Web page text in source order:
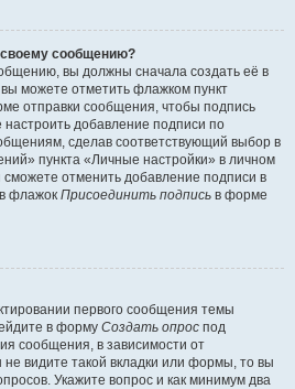
своему сообщению?
вы должны сначала создать её в
можете отметить флажком пункт
отправки сообщения, чтобы подпись
добавление подписи по
сделав соответствующий выбор в
пункта «Личные настройки» в личном
отменить добавление подписи в
флажок Присоединить подпись в форме
первого сообщения темы
в форму Создать опрос под
сообщения, в зависимости от
не видите такой вкладки или формы, то вы
Укажите вопрос и как минимум два